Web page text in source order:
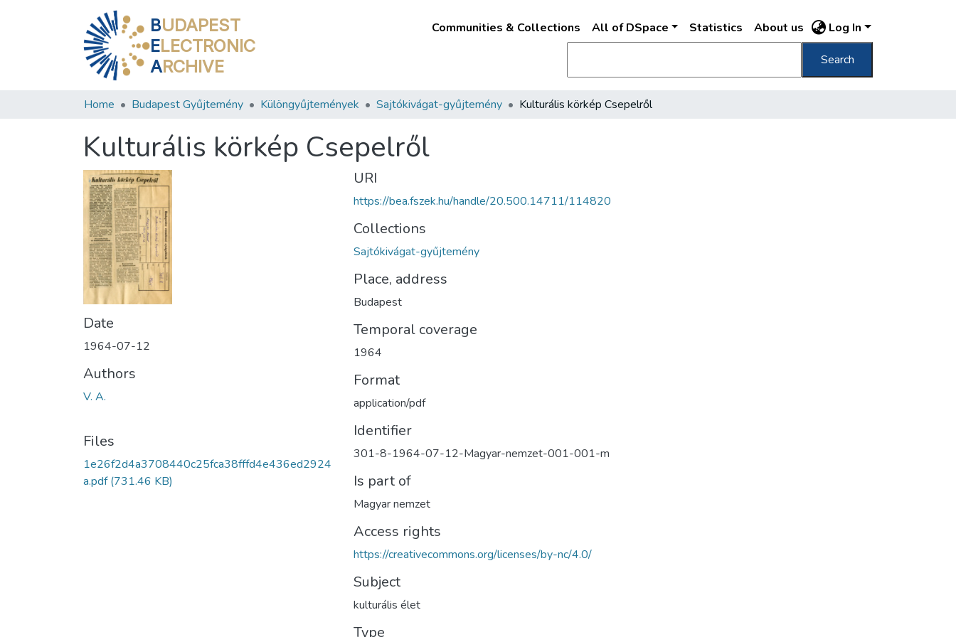
BUDAPEST
ELECTRONIC
ARCHIVE
Communities & Collections All of DSpace Statistics About us Log In
Search
Home Budapest Gyűjtemény Különgyűjtemények Sajtókivágat-gyűjtemény Kulturális körkép Csepelről
Kulturális körkép Csepelről
Date
1964-07-12
Authors
V. A.
Files
1e26f2d4a3708440c25fca38fffd4e436ed2924
a.pdf(731.46 KB)
URI
https://bea.fszek.hu/handle/20.500.14711/114820
Collections
Sajtókivágat-gyűjtemény
Place, address
Budapest
Temporal coverage
1964
Format
application/pdf
Identifier
301-8-1964-07-12-Magyar-nemzet-001-001-m
Is part of
Magyar nemzet
Access rights
https://creativecommons.org/licenses/by-nc/4.0/
Subject
kulturális élet
Type